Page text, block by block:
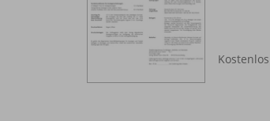
Kostenlos